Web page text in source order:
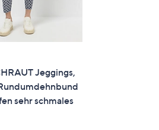
Jeggings,
sehr schmales